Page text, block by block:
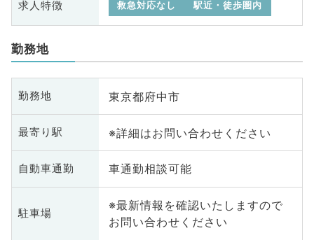
求人特徴 救急対応なし 駅近・徒歩圏内
勤務地
勤務地 東京都府中市
最寄り駅 ※詳細はお問い合わせください
自動車通勤 車通勤相談可能
駐車場
※最新情報を確認いたしますので
お問い合わせください